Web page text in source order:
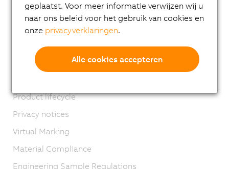
Career
Locations
Contact
Imprint
Product lifecycle
Privacy notices
Virtual Marking
Material Compliance
Engineering Sample Regulations
geplaatst. Voor meer informatie verwijzen wij u
naar ons beleid voor het gebruik van cookies en
onze privacyverklaringen.
Alle cookies accepteren